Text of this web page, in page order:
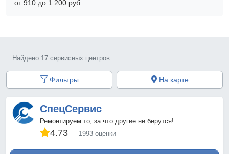
от 910 до 1 200 pyб.
Найдено 17 сервисных центров
Фильтры На карте
СпецСервис
Ремонтируем то, за что другие не берутся!
4.73 1993 оценки